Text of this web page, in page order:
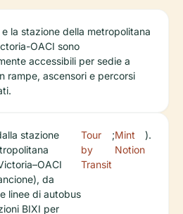
la stazione della metropolitana
OACI sono
accessibili per sedie a
rampe, ascensori e percorsi
stazione
da
linee di autobus
BIXI per
Tour
by
Transit
;Mint
Notion
).